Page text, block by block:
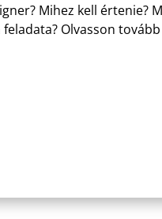
Mihez kell értenie?
Olvasson